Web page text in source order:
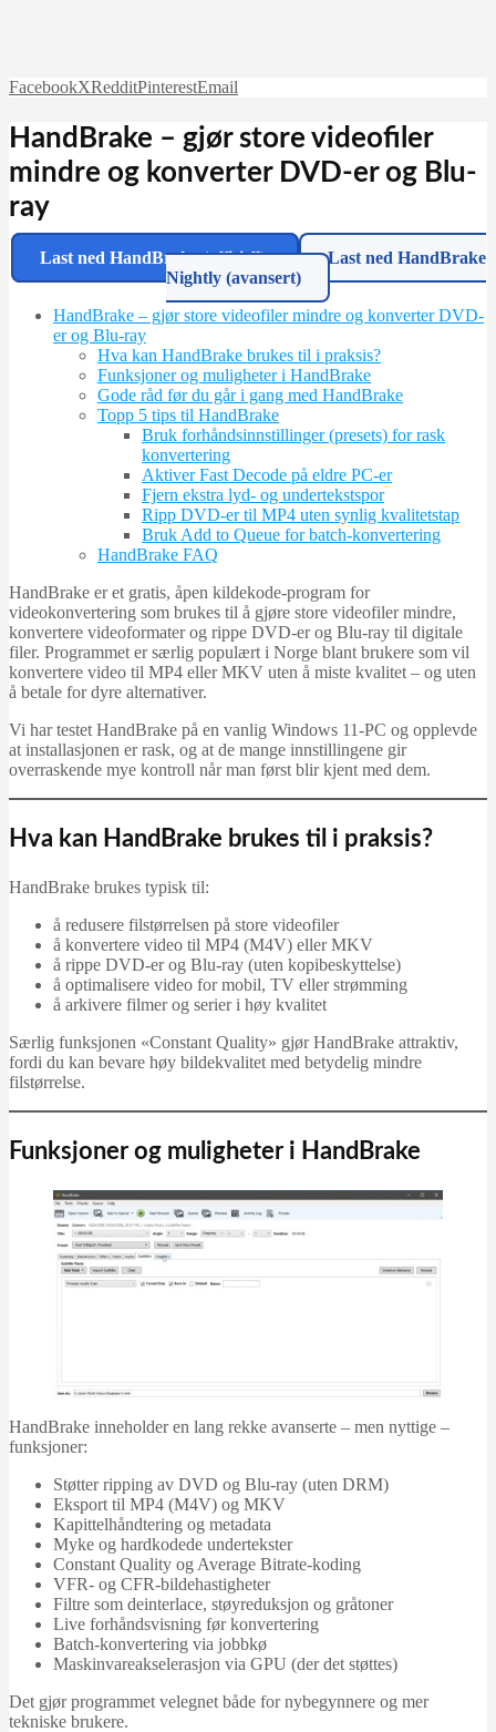
FacebookXRedditPinterestEmail
HandBrake – gjør store videofiler
mindre og konverter DVD-er og Blu-
ray
Last ned HandBrake (offisiell)
Last ned HandBrake
Nightly (avansert)
HandBrake – gjør store videofiler mindre og konverter DVD-
er og Blu-ray
Hva kan HandBrake brukes til i praksis?
Funksjoner og muligheter i HandBrake
Gode råd før du går i gang med HandBrake
Topp 5 tips til HandBrake
Bruk forhåndsinnstillinger (presets) for rask
konvertering
Aktiver Fast Decode på eldre PC-er
Fjern ekstra lyd- og undertekstspor
Ripp DVD-er til MP4 uten synlig kvalitetstap
Bruk Add to Queue for batch-konvertering
HandBrake FAQ
HandBrake er et gratis, åpen kildekode-program for
videokonvertering som brukes til å gjøre store videofiler mindre,
konvertere videoformater og rippe DVD-er og Blu-ray til digitale
filer. Programmet er særlig populært i Norge blant brukere som vil
konvertere video til MP4 eller MKV uten å miste kvalitet – og uten
å betale for dyre alternativer.
Vi har testet HandBrake på en vanlig Windows 11-PC og opplevde
at installasjonen er rask, og at de mange innstillingene gir
overraskende mye kontroll når man først blir kjent med dem.
Hva kan HandBrake brukes til i praksis?
HandBrake brukes typisk til:
å redusere filstørrelsen på store videofiler
å konvertere video til MP4 (M4V) eller MKV
å rippe DVD-er og Blu-ray (uten kopibeskyttelse)
å optimalisere video for mobil, TV eller strømming
å arkivere filmer og serier i høy kvalitet
Særlig funksjonen «Constant Quality» gjør HandBrake attraktiv,
fordi du kan bevare høy bildekvalitet med betydelig mindre
filstørrelse.
Funksjoner og muligheter i HandBrake
HandBrake inneholder en lang rekke avanserte – men nyttige –
funksjoner:
Støtter ripping av DVD og Blu-ray (uten DRM)
Eksport til MP4 (M4V) og MKV
Kapittelhåndtering og metadata
Myke og hardkodede undertekster
Constant Quality og Average Bitrate-koding
VFR- og CFR-bildehastigheter
Filtre som deinterlace, støyreduksjon og gråtoner
Live forhåndsvisning før konvertering
Batch-konvertering via jobbkø
Maskinvareakselerasjon via GPU (der det støttes)
Det gjør programmet velegnet både for nybegynnere og mer
tekniske brukere.